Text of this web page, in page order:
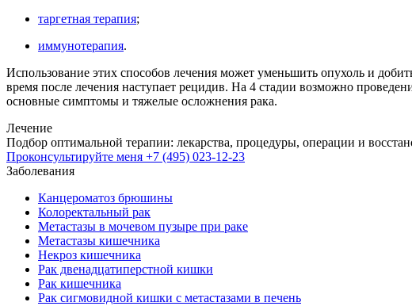
таргетная терапия;
иммунотерапия.
Использование этих способов лечения может уменьшить опухоль и
время после лечения наступает рецидив. На 4 стадии возможно
основные симптомы и тяжелые осложнения рака.
Лечение
Подбор оптимальной терапии: лекарства, процедуры, операции и
Проконсультируйте меня +7 (495) 023-12-23
Заболевания
Канцероматоз брюшины
Колоректальный рак
Метастазы в мочевом пузыре при раке
Метастазы кишечника
Некроз кишечника
Рак двенадцатиперстной кишки
Рак кишечника
Рак сигмовидной кишки с метастазами в печень